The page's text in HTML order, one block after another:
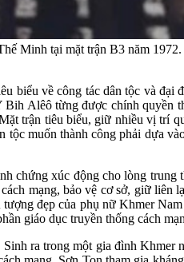
Minh tại mặt trận B3 năm
về công tác dân tộc và đại
Alêô từng được chính quyền
trận tiêu biểu, giữ nhiều vị trí
muốn thành công phải dựa
chứng xúc động cho lòng
mạng, bảo vệ cơ sở, giữ liên
đẹp của phụ nữ Khmer
giáo dục truyền thống cách
ra trong một gia đình Khmer